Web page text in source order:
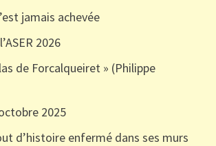
jamais achevée
2026
de Forcalqueiret » (Philippe
2025
d’histoire enfermé dans ses murs